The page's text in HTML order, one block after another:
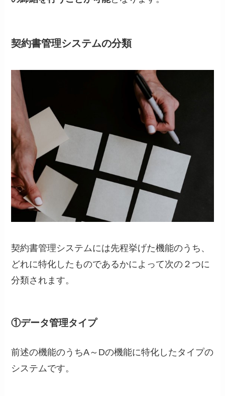
契約書管理システムの分類
契約書管理システムには先程挙げた機能のうち、
どれに特化したものであるかによって次の２つに
分類されます。
①データ管理タイプ
前述の機能のうちA～Dの機能に特化したタイプの
システムです。